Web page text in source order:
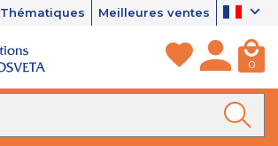
Thématiques Meilleures ventes
0